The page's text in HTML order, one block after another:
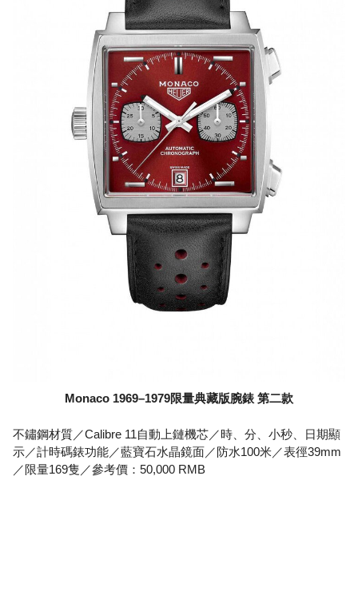
Monaco 1969–1979限量典藏版腕錶 第二款
不鏽鋼材質／Calibre 11自動上鏈機芯／時、分、小秒、日期顯
示／計時碼錶功能／藍寶石水晶鏡面／防水100米／表徑39mm
／限量169隻／參考價：50,000 RMB